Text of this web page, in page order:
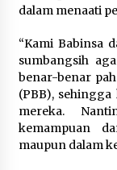
dalam menaati
“Kami Babinsa
sumbangsih
benar-benar
(PBB),
mereka.
kemampuan
maupun dalam